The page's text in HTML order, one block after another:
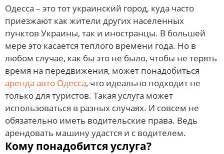
Одесса – это тот украинский город, куда часто
приезжают как жители других населенных
пунктов Украины, так и иностранцы. В большей
мере это касается теплого времени года. Но в
любом случае, как бы это не было, чтобы не терять
время на передвижения, может понадобиться
аренда авто Одесса, что идеально подходит не
только для туристов. Такая услуга может
использоваться в разных случаях. И совсем не
обязательно иметь водительские права. Ведь
арендовать машину удастся и с водителем.
Кому понадобится услуга?